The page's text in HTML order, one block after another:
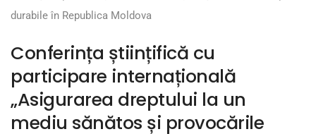
durabile în Republica Moldova
Conferința științifică cu
participare internațională
„Asigurarea dreptului la un
mediu sănătos și provocările